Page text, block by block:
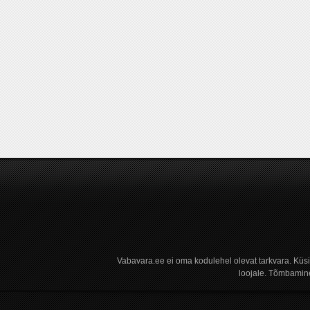
Vabavara.ee ei oma kodulehel olevat tarkvara.
loojale.